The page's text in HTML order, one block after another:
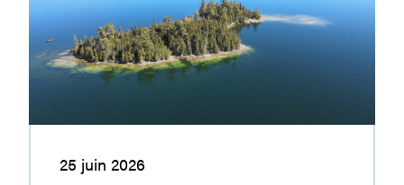
vacances
à
découvrir
d’un
territoire
où
l’eau
devient
terrain25 juin 2026